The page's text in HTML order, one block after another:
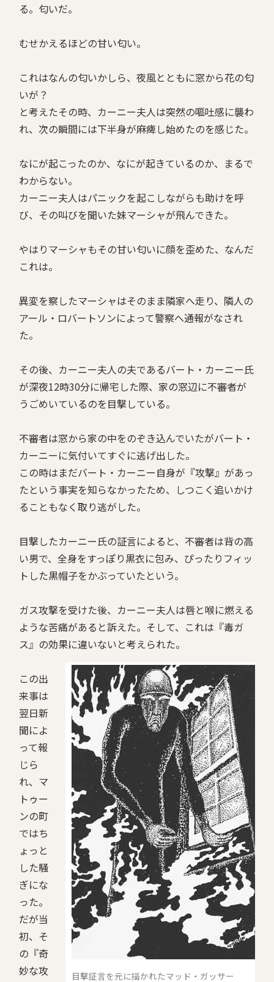
る。匂いだ。
むせかえるほどの甘い匂い。
これはなんの匂いかしら、夜風とともに窓から花の匂
いが？
と考えたその時、カーニー夫人は突然の嘔吐感に襲わ
れ、次の瞬間には下半身が麻痺し始めたのを感じた。
なにが起こったのか、なにが起きているのか、まるで
わからない。
カーニー夫人はパニックを起こしながらも助けを呼
び、その叫びを聞いた妹マーシャが飛んできた。
やはりマーシャもその甘い匂いに顔を歪めた、なんだ
これは。
異変を察したマーシャはそのまま隣家へ走り、隣人の
アール・ロバートソンによって警察へ通報がなされ
た。
その後、カーニー夫人の夫であるバート・カーニー氏
が深夜12時30分に帰宅した際、家の窓辺に不審者が
うごめいているのを目撃している。
不審者は窓から家の中をのぞき込んでいたがバート・
カーニーに気付いてすぐに逃げ出した。
この時はまだバート・カーニー自身が『攻撃』があっ
たという事実を知らなかったため、しつこく追いかけ
ることもなく取り逃がした。
目撃したカーニー氏の証言によると、不審者は背の高
い男で、全身をすっぽり黒衣に包み、ぴったりフィッ
トした黒帽子をかぶっていたという。
ガス攻撃を受けた後、カーニー夫人は唇と喉に燃える
ような苦痛があると訴えた。そして、これは『毒ガ
ス』の効果に違いないと考えられた。
目撃証言を元に描かれたマッド・ガッサー
この出
来事は
翌日新
聞によ
って報
じら
れ、マ
トゥー
ンの町
ではち
ょっと
した騒
ぎにな
った。
だが当
初、そ
の『奇
妙な攻